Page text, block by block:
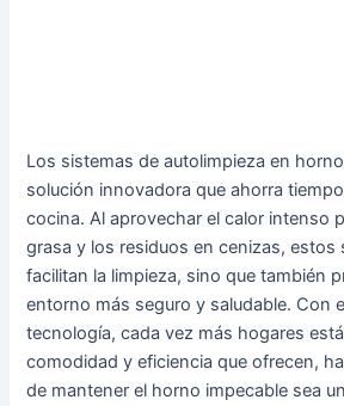
Los sistemas de autolimpieza en
solución innovadora que ahorra
cocina. Al aprovechar el calor intenso
grasa y los residuos en cenizas, estos
facilitan la limpieza, sino que también
entorno más seguro y saludable. Con
tecnología, cada vez más hogares
comodidad y eficiencia que ofrecen,
de mantener el horno impecable sea